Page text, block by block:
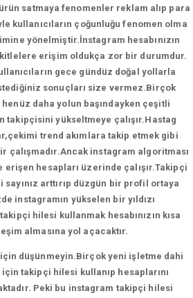
ürün satmaya fenomenler reklam alıp para
kullanıcıların çoğunluğu fenomen olma
yönelmiştir.İnstagram hesabınızın
erişim oldukça zor bir durumdur.
gece gündüz doğal yollarla
sonuçları size vermez.Birçok
henüz daha yolun başındayken çeşitli
takipçisini yükseltmeye çalışır.Hastag
trend akımlara takip etmek gibi
çalışmadır.Ancak instagram algoritması
hesapları üzerinde çalışır.Takipçi
arttırıp düzgün bir profil ortaya
instagramın yükselen bir yıldızı
hilesi kullanmak hesabınızın kısa
almasına yol açacaktır.
düşünmeyin.Birçok yeni işletme dahi
takipçi hilesi kullanıp hesaplarını
Peki bu instagram takipçi hilesi